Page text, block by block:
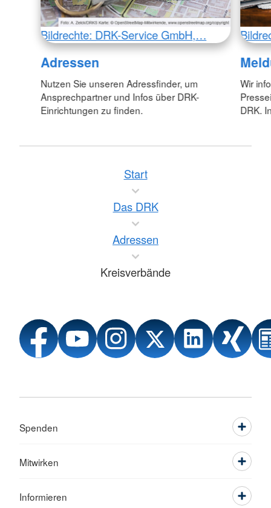
Bildrechte: DRK-Service GmbH,…
Adressen
Nutzen Sie unseren Adressfinder, um
Ansprechpartner und Infos über DRK-
Einrichtungen zu finden.
Wir
DRK.
Start
Das DRK
Adressen
Kreisverbände
Spenden
Mitwirken
Informieren